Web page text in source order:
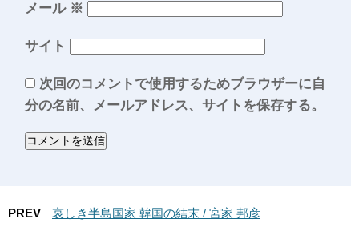
メール ※
サイト
次回のコメントで使用するためブラウザーに自
分の名前、メールアドレス、サイトを保存する。
PREV
哀しき半島国家 韓国の結末 / 宮家 邦彦